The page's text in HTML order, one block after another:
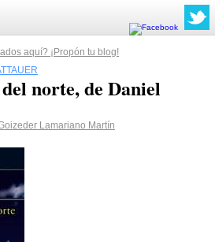
aquí? ¡Propón tu blog!
norte, de Daniel
Lamariano Martín